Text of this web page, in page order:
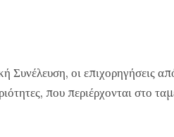
Συνέλευση, οι επιχορηγήσεις
που περιέρχονται στο